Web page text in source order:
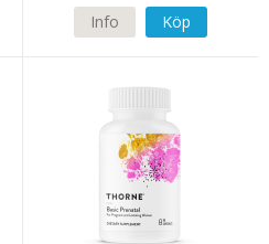
Info Köp